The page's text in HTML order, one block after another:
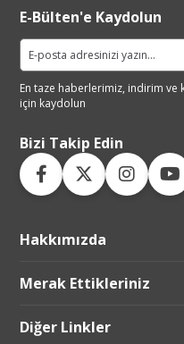
E-Bülten'e Kaydolun
En taze haberlerimiz, indirim ve
için kaydolun
Bizi Takip Edin
Hakkımızda
Merak Ettikleriniz
Diğer Linkler